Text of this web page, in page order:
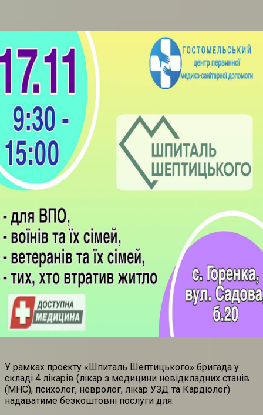
У рамках проєкту «Шпиталь Шептицького» бригада у
складі 4 лікарів (лікар з медицини невідкладних станів
(МНС), психолог, невролог, лікар УЗД та Кардіолог)
надаватиме безкоштовні послуги для: